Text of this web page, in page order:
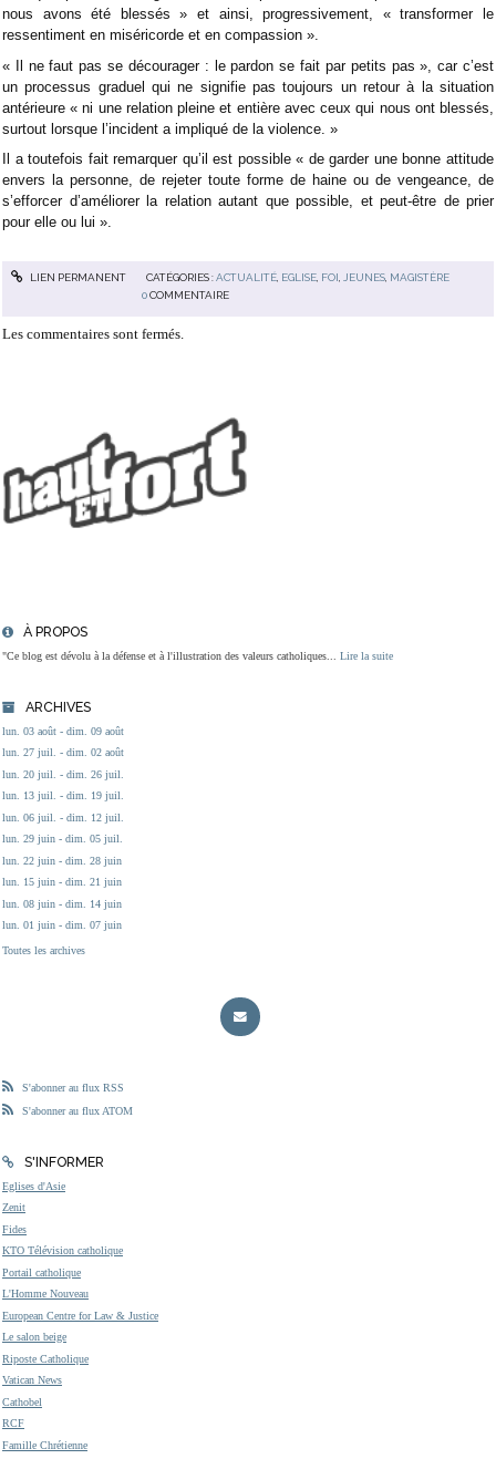
À PROPOS
"Ce blog est dévolu à la défense et à l'illustration des valeurs catholiques... Lire la suite
ARCHIVES
lun. 03 août - dim. 09 août
lun. 27 juil. - dim. 02 août
lun. 20 juil. - dim. 26 juil.
lun. 13 juil. - dim. 19 juil.
lun. 06 juil. - dim. 12 juil.
lun. 29 juin - dim. 05 juil.
lun. 22 juin - dim. 28 juin
lun. 15 juin - dim. 21 juin
lun. 08 juin - dim. 14 juin
lun. 01 juin - dim. 07 juin
Toutes les archives
S'abonner au flux RSS
S'abonner au flux ATOM
S'INFORMER
Eglises d'Asie
Zenit
Fides
KTO Télévision catholique
Portail catholique
L'Homme Nouveau
European Centre for Law & Justice
Le salon beige
Riposte Catholique
Vatican News
Cathobel
RCF
Famille Chrétienne
nous avons été blessés » et ainsi, progressivement, « transformer le
ressentiment en miséricorde et en compassion ».
« Il ne faut pas se décourager : le pardon se fait par petits pas », car c’est
un processus graduel qui ne signifie pas toujours un retour à la situation
antérieure « ni une relation pleine et entière avec ceux qui nous ont blessés,
surtout lorsque l’incident a impliqué de la violence. »
Il a toutefois fait remarquer qu’il est possible « de garder une bonne attitude
envers la personne, de rejeter toute forme de haine ou de vengeance, de
s’efforcer d’améliorer la relation autant que possible, et peut-être de prier
pour elle ou lui ».
LIEN PERMANENT CATÉGORIES :ACTUALITÉ, EGLISE, FOI, JEUNES, MAGISTÈRE
0 COMMENTAIRE
Les commentaires sont fermés.